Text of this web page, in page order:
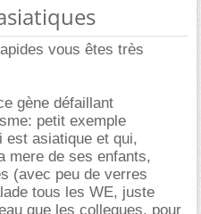
vous êtes très
gène défaillant
petit exemple
est asiatique et qui,
mere de ses enfants,
(avec peu de verres
tous les WE, juste
que les collegues. pour